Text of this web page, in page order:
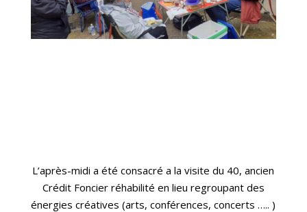
L’après-midi a été consacré a la visite du 40,ancien
Crédit Foncier réhabilité en lieu regroupant des
énergies créatives (arts, conférences, concerts ….. )